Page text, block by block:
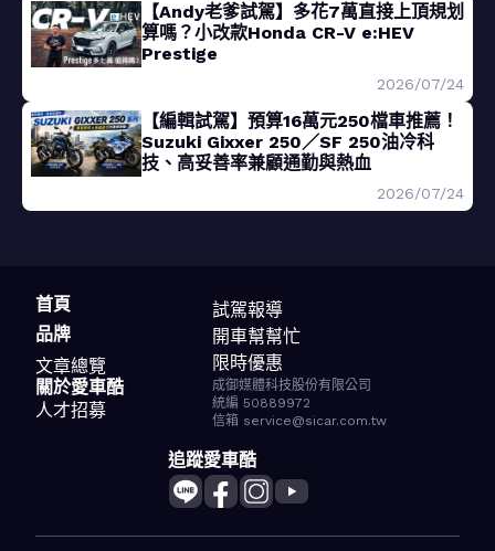
【Andy老爹試駕】多花7萬直接上頂規划
算嗎？小改款Honda CR-V e:HEV
Prestige
2026/07/24
【編輯試駕】預算16萬元250檔車推薦！
Suzuki Gixxer 250／SF 250油冷科
技、高妥善率兼顧通勤與熱血
2026/07/24
首頁
品牌
文章總覽
試駕報導
開車幫幫忙
限時優惠
關於愛車酷
人才招募
成御媒體科技股份有限公司
統編 50889972
信箱 service@sicar.com.tw
追蹤愛車酷